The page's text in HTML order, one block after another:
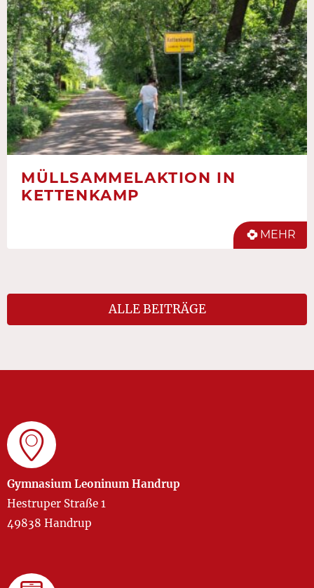
MÜLLSAMMELAKTION IN
KETTENKAMP
MEHR
ALLE BEITRÄGE
Gymnasium Leoninum Handrup
Hestruper Straße 1
49838 Handrup